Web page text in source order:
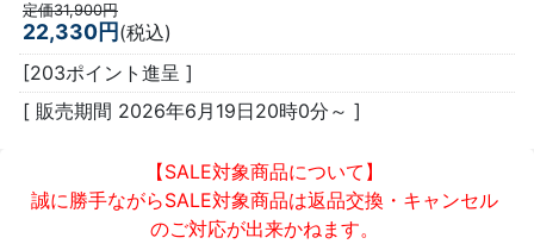
定価31,900円
22,330円 (税込)
[203ポイント進呈 ]
[ 販売期間 2026年6月19日20時0分 ～ ]
【SALE対象商品について】
誠に勝手ながらSALE対象商品は返品交換・キャンセル
のご対応が出来かねます。